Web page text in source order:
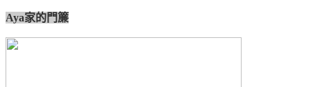
Aya家的門簾